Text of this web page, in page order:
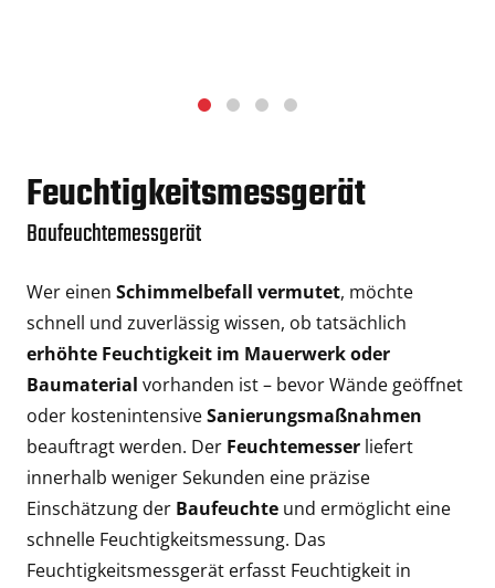
Feuchtigkeitsmessgerät
Baufeuchtemessgerät
Wer einen Schimmelbefall vermutet, möchte
schnell und zuverlässig wissen, ob tatsächlich
erhöhte Feuchtigkeit im Mauerwerk oder
Baumaterial vorhanden ist – bevor Wände geöffnet
oder kostenintensiveSanierungsmaßnahmen
beauftragt werden. Der Feuchtemesser liefert
innerhalb weniger Sekunden eine präzise
Einschätzung der Baufeuchte und ermöglicht eine
schnelle Feuchtigkeitsmessung. Das
Feuchtigkeitsmessgerät erfasst Feuchtigkeit in